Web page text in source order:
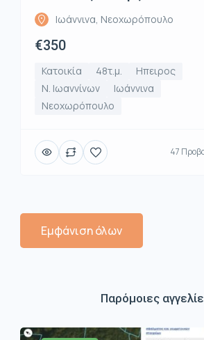
Ιωάννινα, Νεοχωρόπουλο
€350
Κατοικία 48τ.μ.
Ηπειρος
Ν. Ιωαννίνων
Ιωάννινα
Νεοχωρόπουλο
47
Εμφάνιση όλων
Παρόμοιες